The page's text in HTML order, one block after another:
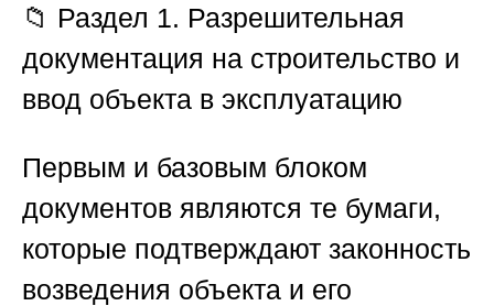
📁 Раздел 1. Разрешительная
документация на строительство и
ввод объекта в эксплуатацию
Первым и базовым блоком
документов являются те бумаги,
которые подтверждают законность
возведения объекта и его